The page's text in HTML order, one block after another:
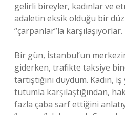
gelirli bireyler, kadınlar ve
adaletin eksik olduğu bir
“çarpanlar”la karşılaşıyorlar.
Bir gün, İstanbul’un
giderken, trafikte taksiye
tartıştığını duydum. Kadın,
tutumla karşılaştığından,
fazla çaba sarf ettiğini